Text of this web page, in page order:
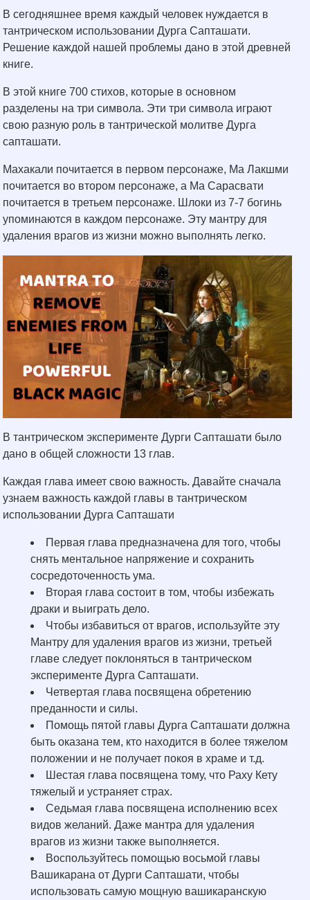
В сегодняшнее время каждый человек нуждается в
тантрическом использовании Дурга Сапташати.
Решение каждой нашей проблемы дано в этой древней
книге.
В этой книге 700 стихов, которые в основном
разделены на три символа. Эти три символа играют
свою разную роль в тантрической молитве Дурга
сапташати.
Махакали почитается в первом персонаже, Ма Лакшми
почитается во втором персонаже, а Ма Сарасвати
почитается в третьем персонаже. Шлоки из 7-7 богинь
упоминаются в каждом персонаже. Эту мантру для
удаления врагов из жизни можно выполнять легко.
В тантрическом эксперименте Дурги Сапташати было
дано в общей сложности 13 глав.
Каждая глава имеет свою важность. Давайте сначала
узнаем важность каждой главы в тантрическом
использовании Дурга Сапташати
Первая глава предназначена для того, чтобы
снять ментальное напряжение и сохранить
сосредоточенность ума.
Вторая глава состоит в том, чтобы избежать
драки и выиграть дело.
Чтобы избавиться от врагов, используйте эту
Мантру для удаления врагов из жизни, третьей
главе следует поклоняться в тантрическом
эксперименте Дурга Сапташати.
Четвертая глава посвящена обретению
преданности и силы.
Помощь пятой главы Дурга Сапташати должна
быть оказана тем, кто находится в более тяжелом
положении и не получает покоя в храме и т.д.
Шестая глава посвящена тому, что Раху Кету
тяжелый и устраняет страх.
Седьмая глава посвящена исполнению всех
видов желаний. Даже мантра для удаления
врагов из жизни также выполняется.
Воспользуйтесь помощью восьмой главы
Вашикарана от Дурги Сапташати, чтобы
использовать самую мощную вашикаранскую